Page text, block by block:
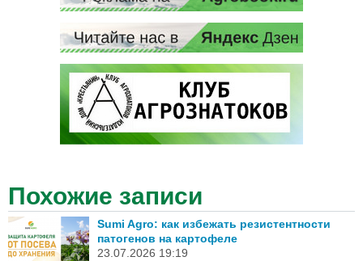
Похожие записи
Sumi Agro: как избежать резистентности
патогенов на картофеле
23.07.2026 19:19